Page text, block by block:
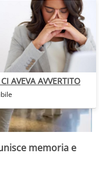
memoria e
AVEVA AVVERTITO